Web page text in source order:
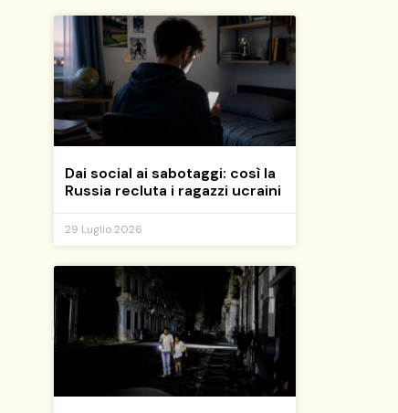
Dai social ai sabotaggi: così la
Russia recluta i ragazzi ucraini
29 Luglio 2026